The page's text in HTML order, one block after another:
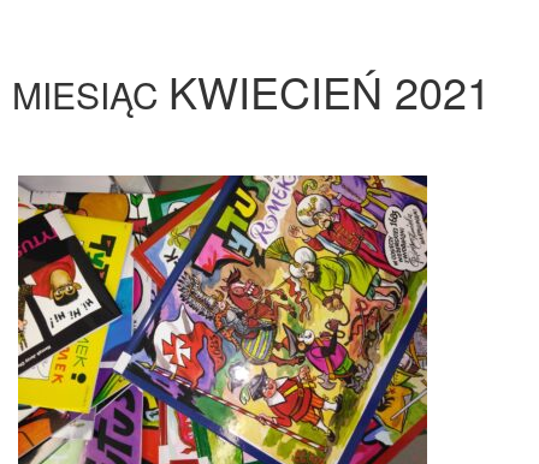
MIESIĄC KWIECIEŃ 2021